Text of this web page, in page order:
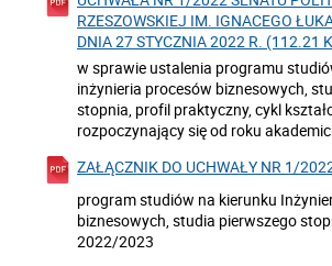
RZESZOWSKIEJ IM. IGNACEGO
DNIA 27 STYCZNIA 2022 R. (112.21
w sprawie ustalenia programu
inżynieria procesów biznesowych,
stopnia, profil praktyczny, cykl
rozpoczynający się od roku
ZAŁĄCZNIK DO UCHWAŁY NR 1/
program studiów na kierunku
biznesowych, studia pierwszego
2022/2023